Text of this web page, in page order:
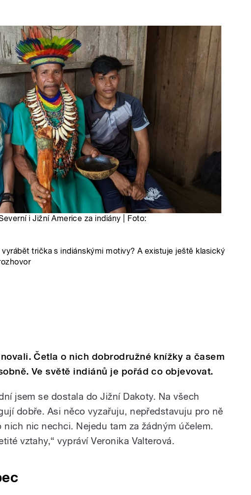
i Jižní Americe za indiány | Foto:
trička s indiánskými motivy? A existuje ještě klasický
Četla o nich dobrodružné knížky a časem
Ve světě indiánů je pořád co objevovat.
jsem se dostala do Jižní Dakoty. Na všech
dobře. Asi něco vyzařuju, nepředstavuju pro ně
nich nic nechci. Nejedu tam za žádným účelem.
vztahy,“ vypráví Veronika Valterová.